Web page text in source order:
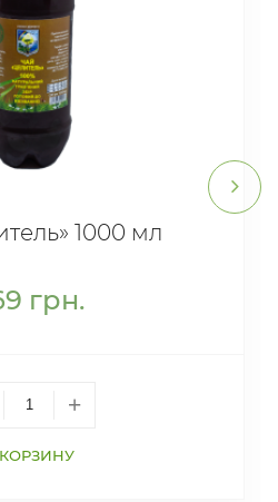
1000 мл
грн.
+